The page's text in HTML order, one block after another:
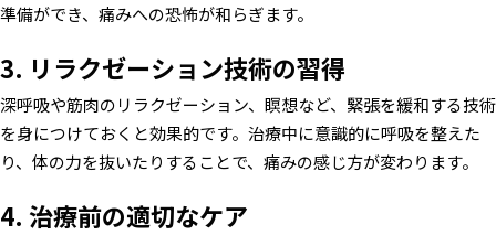
準備ができ、痛みへの恐怖が和らぎます。
3. リラクゼーション技術の習得
深呼吸や筋肉のリラクゼーション、瞑想など、緊張を緩和する技術
を身につけておくと効果的です。治療中に意識的に呼吸を整えた
り、体の力を抜いたりすることで、痛みの感じ方が変わります。
4. 治療前の適切なケア